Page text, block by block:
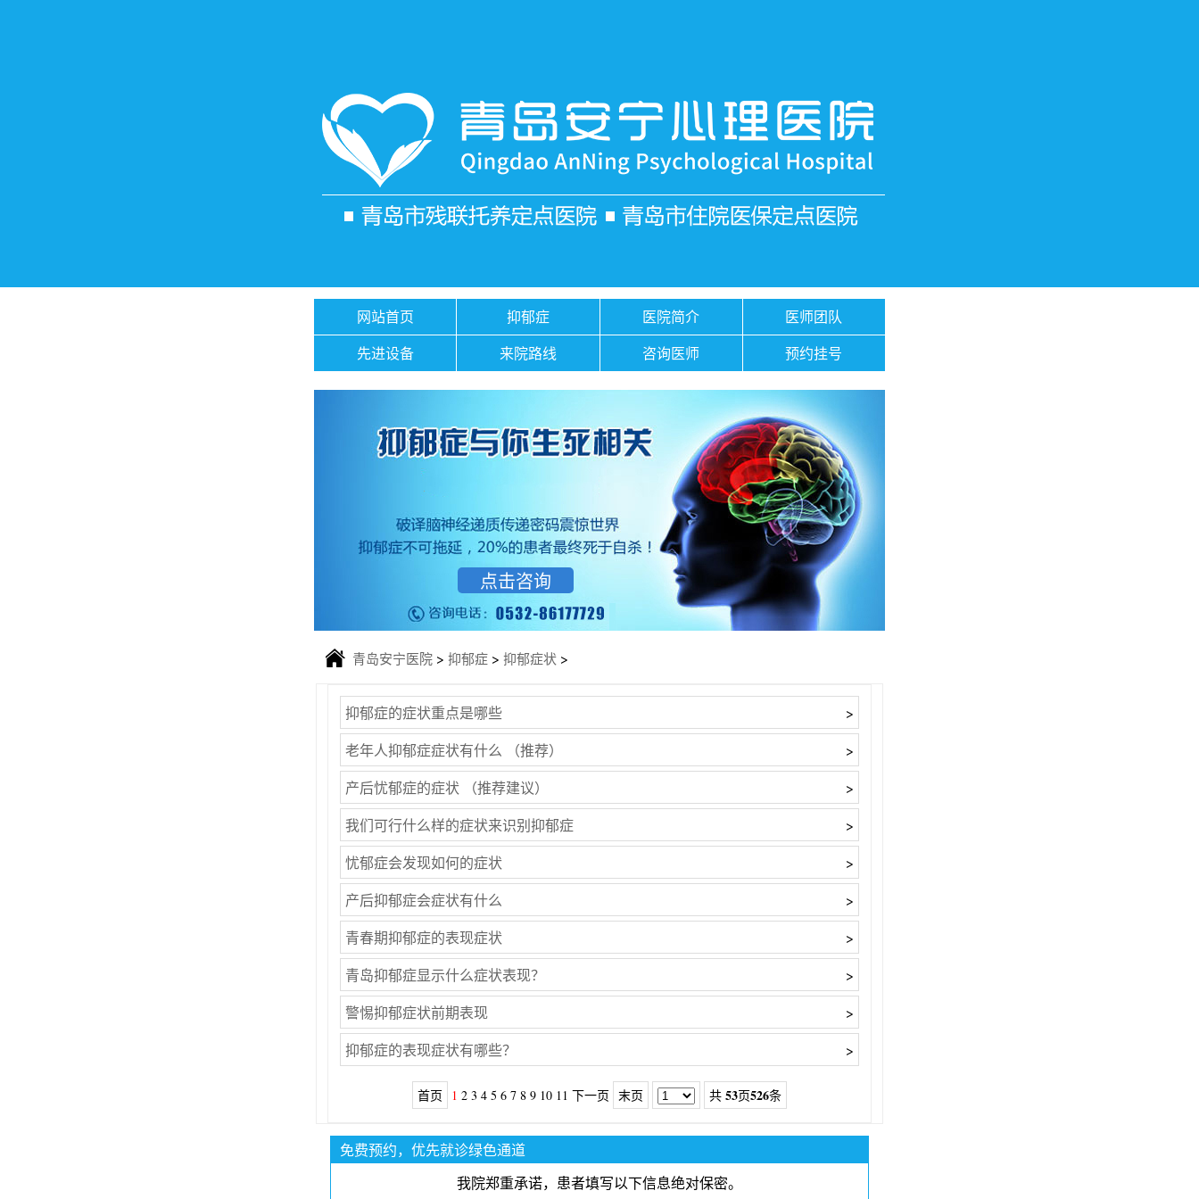
网站首页 抑郁症 医院简介
医师团队
先进设备
来院路线 咨询医师 预约挂号
点击咨询
青岛安宁医院> 抑郁症> 抑郁症状>
>
抑郁症的症状重点是哪些
>
老年人抑郁症症状有什么 （推荐）
>
产后忧郁症的症状 （推荐建议）
>
我们可行什么样的症状来识别抑郁症
>
忧郁症会发现如何的症状
>
产后抑郁症会症状有什么
>
青春期抑郁症的表现症状
>
青岛抑郁症显示什么症状表现？
>
警惕抑郁症状前期表现
>
抑郁症的表现症状有哪些？
首页 1 2 3 4 5 6 7 8 9 10 11 下一页 末页 共 53页526条
免费预约，优先就诊绿色通道
我院郑重承诺，患者填写以下信息绝对保密。